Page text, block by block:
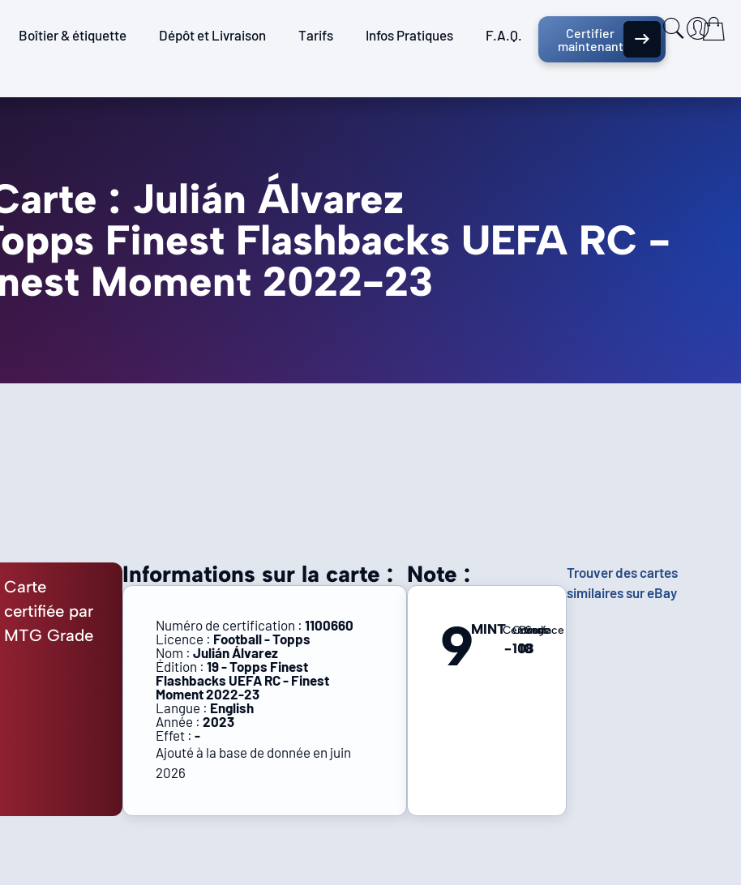
Boîtier & étiquette Dépôt et Livraison Tarifs Infos Pratiques F.A.Q.
Certifier
maintenant
: Julián Álvarez
Finest Flashbacks UEFA RC -
Moment 2022-23
Carte
certifiée par
MTG Grade
Informations sur la carte :
Numéro de certification :1100660
Licence : Football - Topps
Nom :Julián Álvarez
Édition :19 - Topps Finest
Flashbacks UEFA RC - Finest
Moment 2022-23
Langue : English
Année :2023
Effet :-
Ajouté à la base de donnée en juin
2026
Note :
9MINTCentrage
-
Coins
10
Bords
10
Surface
8
Trouver des cartes
similaires sur eBay